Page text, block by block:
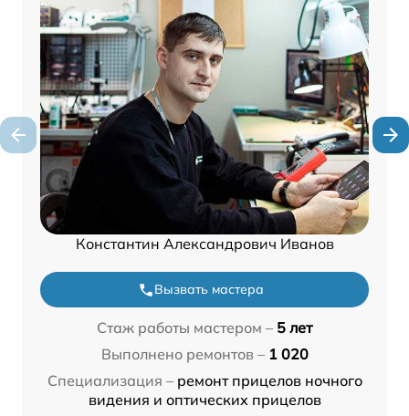
Константин Александрович Иванов
Вызвать мастера
Стаж работы мастером – 5 лет
Выполнено ремонтов – 1 020
Специализация – ремонт прицелов ночного
видения и оптических прицелов